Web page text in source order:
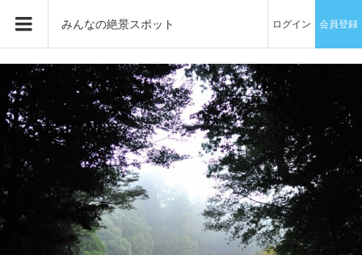
みんなの絶景スポット ログイン 会員登録